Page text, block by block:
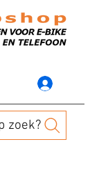
zoek?